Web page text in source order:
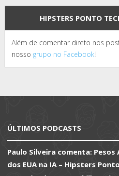
HIPSTERS PONTO
Além de comentar direto nos
nosso grupo no Facebook!
ÚLTIMOS PODCASTS
Paulo Silveira comenta:
dos EUA na IA – Hipsters